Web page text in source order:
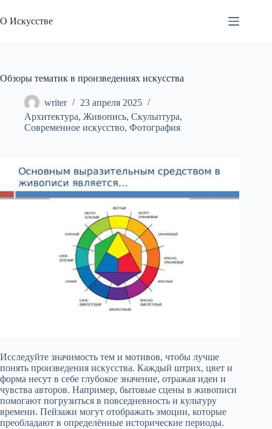
к
сути
О Искусстве
Обзоры тематик в произведениях искусства
writer
23 апреля 2025
Архитектура, Живопись, Скульптура,
Современное искусство, Фотография
Исследуйте значимость тем и мотивов, чтобы лучше
понять произведения искусства. Каждый штрих, цвет и
форма несут в себе глубокое значение, отражая идеи и
чувства авторов. Например, бытовые сцены в живописи
помогают погрузиться в повседневность и культуру
времени. Пейзажи могут отображать эмоции, которые
преобладают в определённые исторические периоды.